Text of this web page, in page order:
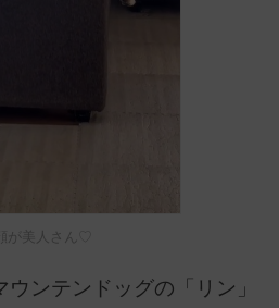
が美人さん♡
ンテンドッグの「リン」